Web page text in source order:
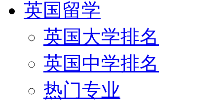
英国留学
英国大学排名
英国中学排名
热门专业